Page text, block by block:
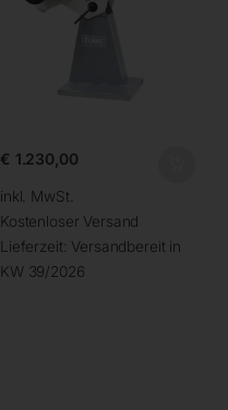
€ 1.230,00
inkl. MwSt.
Kostenloser Versand
Lieferzeit: Versandbereit in
KW 39/2026